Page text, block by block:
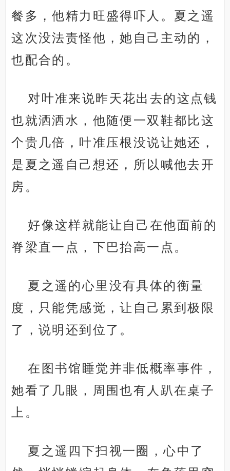
餐多，他精力旺盛得吓人。夏之遥
这次没法责怪他，她自己主动的，
也配合的。
对叶准来说昨天花出去的这点钱
也就洒洒水，他随便一双鞋都比这
个贵几倍，叶准压根没说让她还，
是夏之遥自己想还，所以喊他去开
房。
好像这样就能让自己在他面前的
脊梁直一点，下巴抬高一点。
夏之遥的心里没有具体的衡量
度，只能凭感觉，让自己累到极限
了，说明还到位了。
在图书馆睡觉并非低概率事件，
她看了几眼，周围也有人趴在桌子
上。
夏之遥四下扫视一圈，心中了